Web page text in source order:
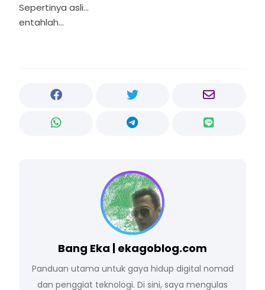
Sepertinya asli...
entahlah...
Bang Eka | ekagoblog.com
Panduan utama untuk gaya hidup digital nomad
dan penggiat teknologi. Di sini, saya mengulas